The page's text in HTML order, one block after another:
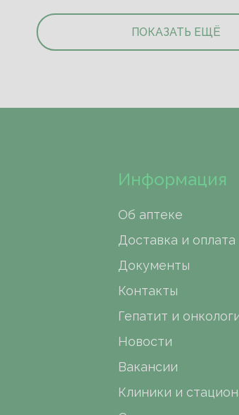
ПОКАЗАТЬ ЕЩЁ
Информация
Об аптеке
Доставка и оплата
Документы
Контакты
Гепатит и
Новости
Вакансии
Клиники и